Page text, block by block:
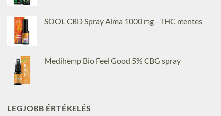
SOOL CBD Spray Alma 1000 mg - THC mentes
Medihemp Bio Feel Good 5% CBG spray
LEGJOBB ÉRTÉKELÉS